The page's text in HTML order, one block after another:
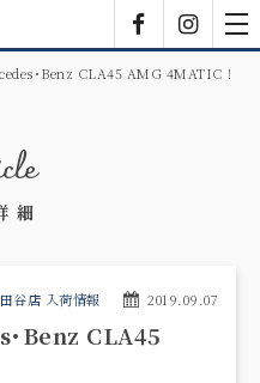
･Benz CLA45 AMG 4MATIC！
細
2019.09.07
谷店 入荷情報
･Benz CLA45